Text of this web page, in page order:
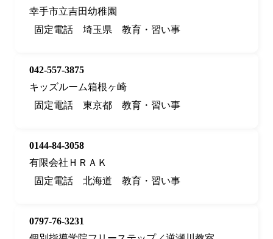
幸手市立吉田幼稚園
固定電話
埼玉県 教育・習い事
042-557-3875
キッズルーム箱根ヶ崎
固定電話
東京都 教育・習い事
0144-84-3058
有限会社ＨＲＡＫ
固定電話
北海道 教育・習い事
0797-76-3231